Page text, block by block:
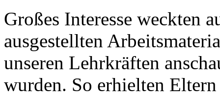
Großes Interesse weckten
ausgestellten
unseren Lehrkräften
wurden. So erhielten